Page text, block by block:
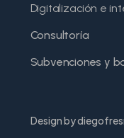
Digitalización e
Consultoría
Subvenciones y
Design by